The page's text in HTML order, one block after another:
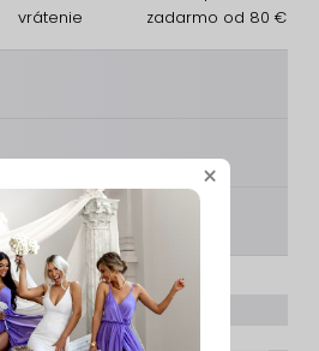
vrátenie
zadarmo od 80 €
×